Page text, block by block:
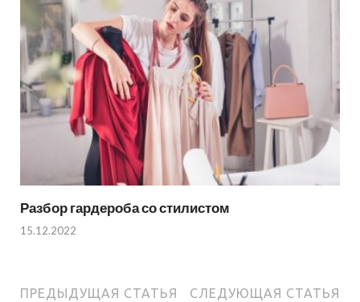
Разбор гардероба со стилистом
15.12.2022
ПРЕДЫДУЩАЯ СТАТЬЯ СЛЕДУЮЩАЯ СТАТЬЯ